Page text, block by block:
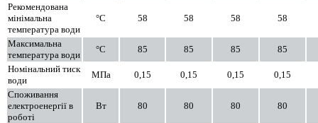
Рекомендована
мінімальна
температура води
°C 58 58 58 58
Максимальна
температура води
°C 85 85 85
85
Номінальний тиск
води
МПа 0,15 0,15 0,15
0,15
Споживання
електроенергії в
роботі
Вт 80 80 80 80